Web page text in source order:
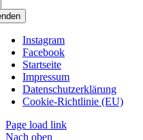
Instagram
Facebook
Startseite
Impressum
Datenschutzerklärung
Cookie-Richtlinie (EU)
Page load link
Nach oben